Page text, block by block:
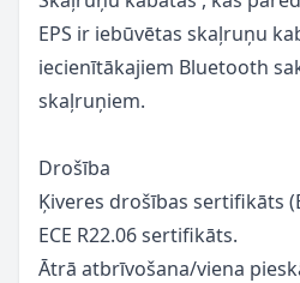
EPS ir iebūvētas skaļruņu
iecienītākajiem Bluetooth
skaļruņiem.
Drošība
Ķiveres drošības sertifikāts
ECE R22.06 sertifikāts.
Ātrā atbrīvošana/viena